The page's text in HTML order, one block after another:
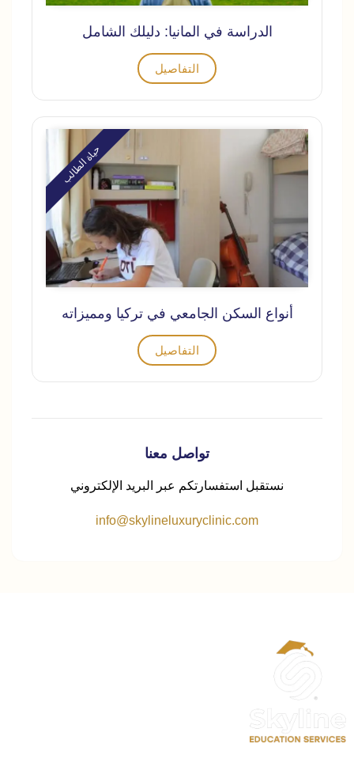
الدراسة في المانيا: دليلك الشامل
التفاصيل
حياة الطالب
أنواع السكن الجامعي في تركيا ومميزاته
التفاصيل
تواصل معنا
نستقبل استفسارتكم عبر البريد الإلكتروني
info@skylineluxuryclinic.com